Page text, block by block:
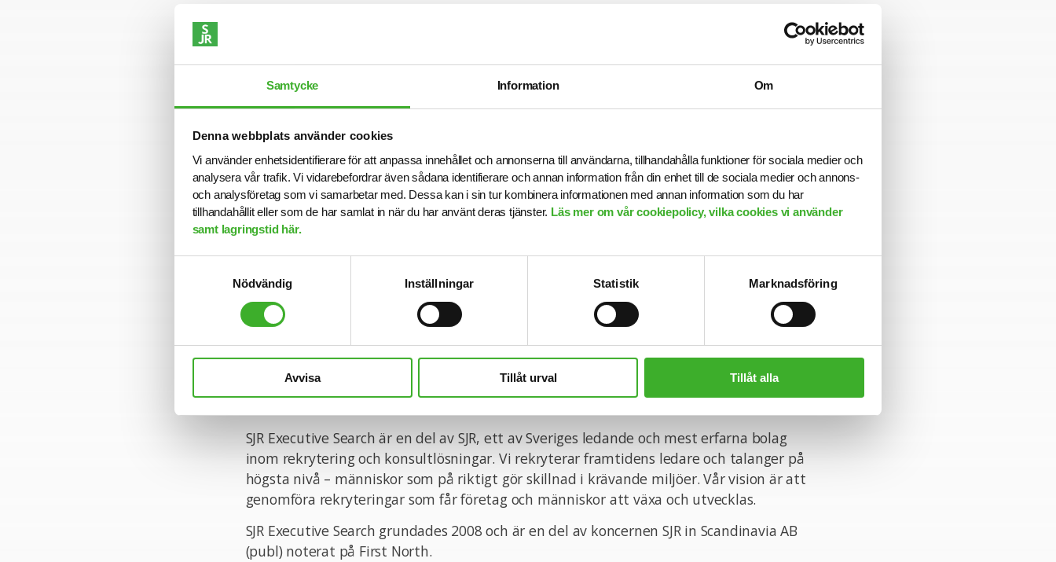
Samtycke Information Om
Denna webbplats använder cookies
Vi använder enhetsidentifierare för att anpassa innehållet och annonserna till användarna, tillhandahålla funktioner för sociala medier och
analysera vår trafik. Vi vidarebefordrar även sådana identifierare och annan information från din enhet till de sociala medier och annons-
och analysföretag som vi samarbetar med. Dessa kan i sin tur kombinera informationen med annan information som du har
tillhandahållit eller som de har samlat in när du har använt deras tjänster. Läs mer om vår cookiepolicy, vilka cookies vi använder
samt lagringstid här.
Nödvändig
Inställningar Statistik Marknadsföring
Avvisa Tillåt urval Tillåt alla
Sverige, Norge och Danmark. Företaget grundades 1996 och har i dag över 2,4 miljarder
sjukskrivningar med insatser inom våra försäkringar. Våra kunder är företag och
organisationer som tecknar våra olika försäkringar för sina medarbetare och
medlemmar genom försäkringsförmedlare och partners. Vårt huvudkontor ligger i
Stockholm. En del av vår it-verksamhet finns även på kontoret i Belgrad. I Göteborg,
Köpenhamn, Malmö, Oslo, Växjö och Örnsköldsvik finns lokala kontor för
administration, försäljning och kundservice för respektive marknad. Tillsammans
skapar vi Hållbara medarbetare.
I denna rekrytering samarbetar Euro Accident med SJR Executive Search. För mer
information är du välkommen att kontakta Seniorkonsult Hendrik Dahlgren på 070 -
471 59 03. Urval och intervjuer sker löpande så vänta inte med din ansökan. Alla
ansökningar och kontakter hanteras konfidentiellt.
Varmt välkommen med din ansökan!
SJR Executive Search är en del av SJR, ett av Sveriges ledande och mest erfarna bolag
inom rekrytering och konsultlösningar. Vi rekryterar framtidens ledare och talanger på
högsta nivå – människor som på riktigt gör skillnad i krävande miljöer. Vår vision är att
genomföra rekryteringar som får företag och människor att växa och utvecklas.
SJR Executive Search grundades 2008 och är en del av koncernen SJR in Scandinavia AB
(publ) noterat på First North.